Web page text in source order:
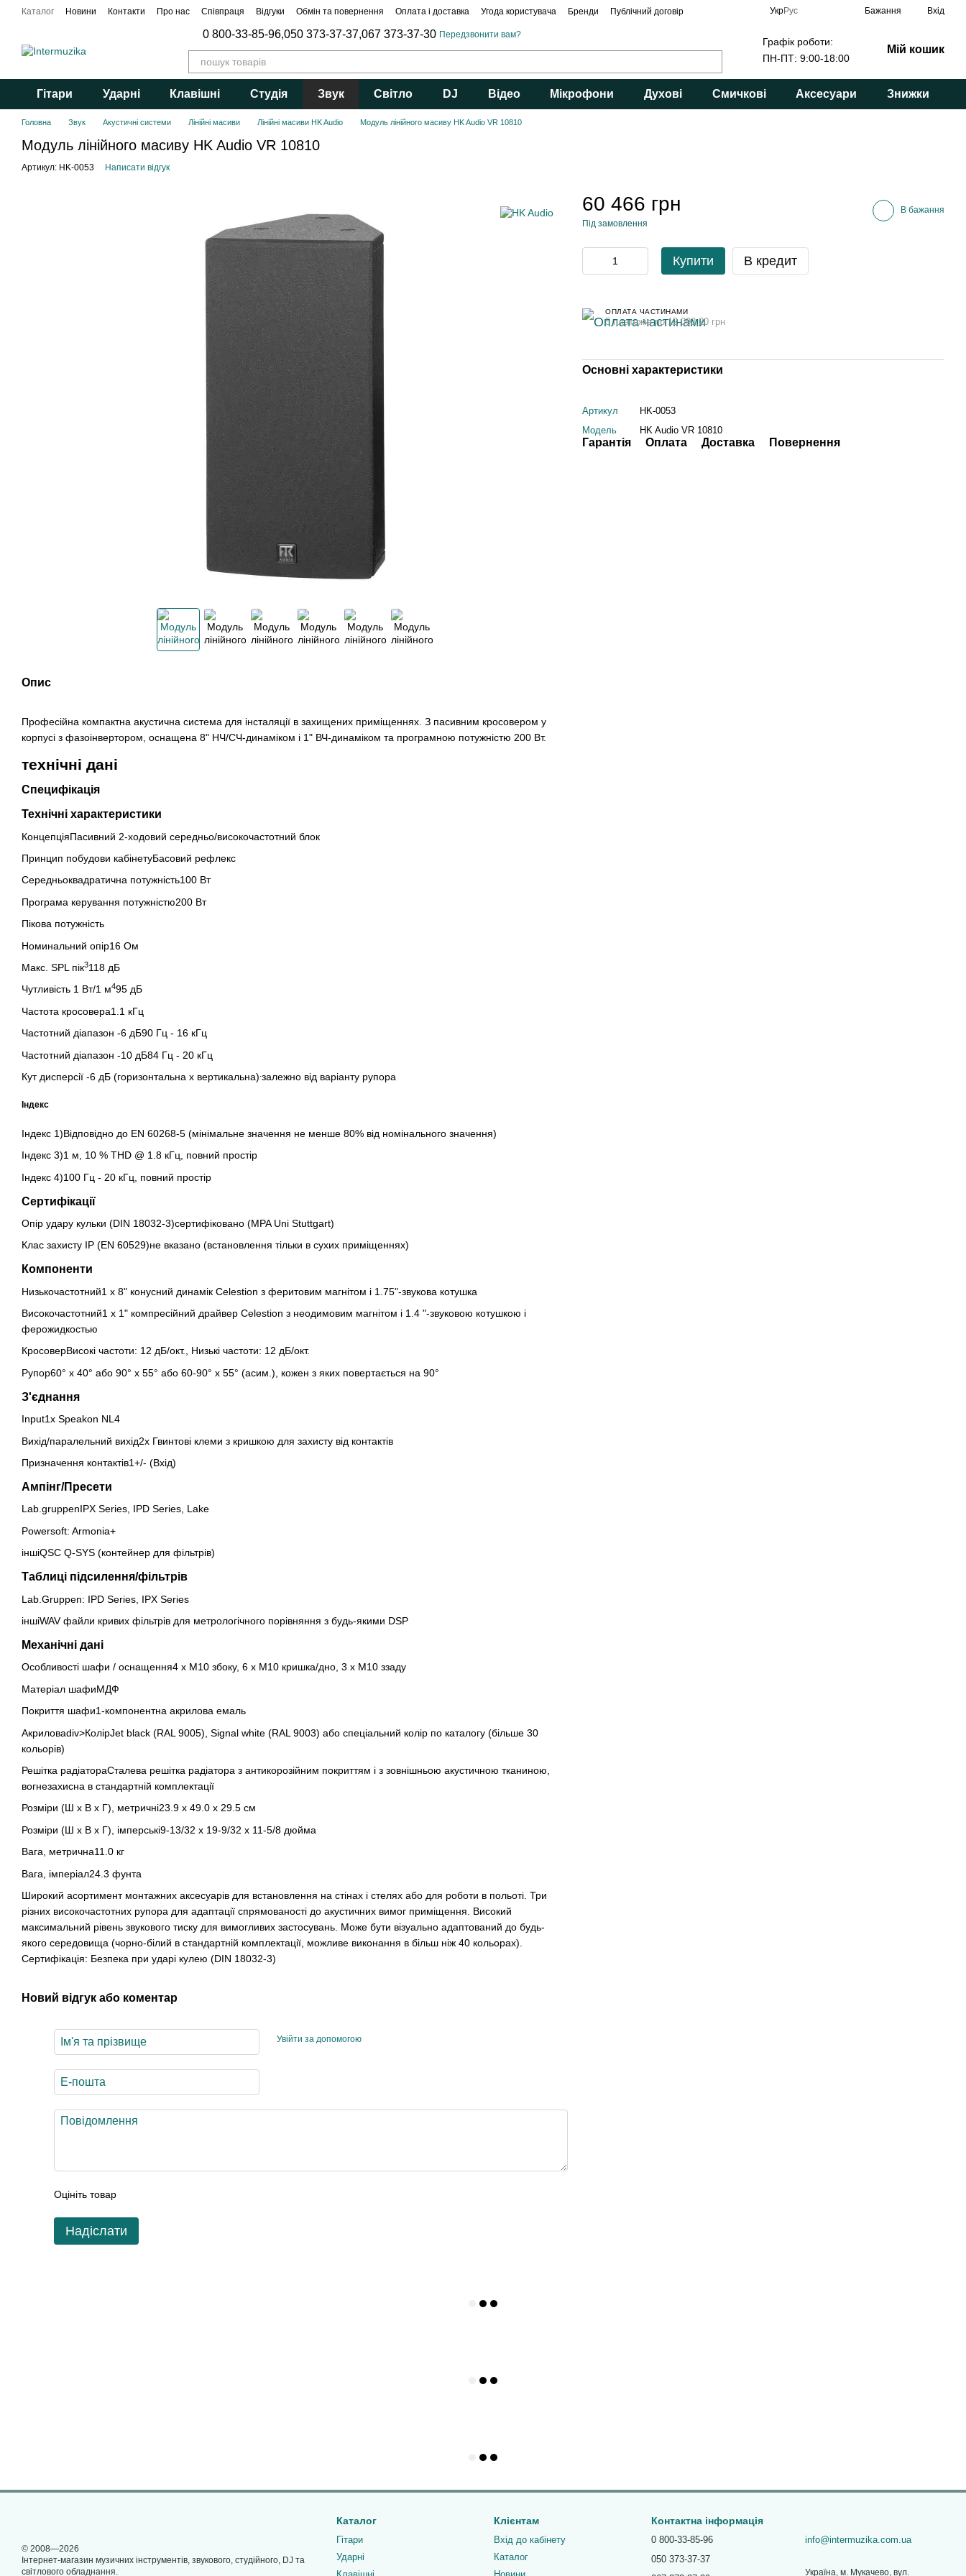
Перейти до основного контенту
Каталог Новини Контакти Про нас Співпраця Відгуки Обмін та повернення Оплата і доставка Угода користувача Бренди Публічний договір УкрРус Бажання Вхід
0 800-33-85-96,050 373-37-37,067 373-37-30 Передзвонити вам?
Графік роботи:
ПН-ПТ: 9:00-18:00
Мій кошик
Гітари Ударні Клавішні Студія Звук Світло DJ Відео Мікрофони Духові Смичкові Аксесуари Знижки
Головна Звук Акустичні системи Лінійні масиви Лінійні масиви HK Audio Модуль лінійного масиву HK Audio VR 10810
Модуль лінійного масиву HK Audio VR 10810
Артикул: HK-0053 Написати відгук
Опис
Професійна компактна акустична система для інсталяції в захищених приміщеннях. З пасивним кросовером у
корпусі з фазоінвертором, оснащена 8" НЧ/СЧ-динаміком і 1" ВЧ-динаміком та програмною потужністю 200 Вт.
технічні дані
Специфікація
Технічні характеристики
КонцепціяПасивний 2-ходовий середньо/високочастотний блок
Принцип побудови кабінетуБасовий рефлекс
Середньоквадратична потужність100 Вт
Програма керування потужністю200 Вт
Пікова потужність
Номинальний опір16 Ом
Макс. SPL пік3118 дБ
Чутливість 1 Вт/1 м495 дБ
Частота кросовера1.1 кГц
Частотний діапазон -6 дБ90 Гц - 16 кГц
Частотний діапазон -10 дБ84 Гц - 20 кГц
Кут дисперсії -6 дБ (горизонтальна x вертикальна) залежно від варіанту рупора
Індекс
Індекс 1)Відповідно до EN 60268-5 (мінімальне значення не менше 80% від номінального значення)
Індекс 3)1 м, 10 % THD @ 1.8 кГц, повний простір
Індекс 4)100 Гц - 20 кГц, повний простір
Сертифікації
Опір удару кульки (DIN 18032-3)сертифіковано (MPA Uni Stuttgart)
Клас захисту IP (EN 60529)не вказано (встановлення тільки в сухих приміщеннях)
Компоненти
Низькочастотний1 x 8" конусний динамік Celestion з феритовим магнітом і 1.75"-звукова котушка
Високочастотний1 x 1" компресійний драйвер Celestion з неодимовим магнітом і 1.4 "-звуковою котушкою і
ферожидкостью
КросоверВисокі частоти: 12 дБ/окт., Низькі частоти: 12 дБ/окт.
Рупор60° x 40° або 90° x 55° або 60-90° x 55° (асим.), кожен з яких повертається на 90°
З'єднання
Input1x Speakon NL4
Вихід/паралельний вихід2x Гвинтові клеми з кришкою для захисту від контактів
Призначення контактів1+/- (Вхід)
Ампінг/Пресети
Lab.gruppenIPX Series, IPD Series, Lake
Powersoft: Armonia+
іншіQSC Q-SYS (контейнер для фільтрів)
Таблиці підсилення/фільтрів
Lab.Gruppen: IPD Series, IPX Series
іншіWAV файли кривих фільтрів для метрологічного порівняння з будь-якими DSP
Механічні дані
Особливості шафи / оснащення4 х М10 збоку, 6 х М10 кришка/дно, 3 х М10 ззаду
Матеріал шафиМДФ
Покриття шафи1-компонентна акрилова емаль
Акриловаdiv>КолірJet black (RAL 9005), Signal white (RAL 9003) або спеціальний колір по каталогу (більше 30
кольорів)
Решітка радіатораСталева решітка радіатора з антикорозійним покриттям і з зовнішньою акустичною тканиною,
вогнезахисна в стандартній комплектації
Розміри (Ш х В х Г), метричні23.9 x 49.0 x 29.5 см
Розміри (Ш х В х Г), імперські9-13/32 x 19-9/32 x 11-5/8 дюйма
Вага, метрична11.0 кг
Вага, імперіал24.3 фунта
Широкий асортимент монтажних аксесуарів для встановлення на стінах і стелях або для роботи в польоті. Три
різних високочастотних рупора для адаптації спрямованості до акустичних вимог приміщення. Високий
максимальний рівень звукового тиску для вимогливих застосувань. Може бути візуально адаптований до будь-
якого середовища (чорно-білий в стандартній комплектації, можливе виконання в більш ніж 40 кольорах).
Сертифікація: Безпека при ударі кулею (DIN 18032-3)
Новий відгук або коментар
Увійти за допомогою
Оцініть товар
Надіслати
60 466 грн
Під замовлення
В бажання
Купити В кредит
ОПЛАТА ЧАСТИНАМИ
5 платежів по 12 093.20 грн
Основні характеристики
Артикул
HK-0053
Модель
HK Audio VR 10810
Гарантія Оплата Доставка Повернення
© 2008—2026
Інтернет-магазин музичних інструментів, звукового, студійного, DJ та
світлового обладнання.
Каталог
Гітари
Ударні
Клієнтам
Вхід до кабінету
Каталог
Контактна інформація
0 800-33-85-96
050 373-37-37
info@intermuzika.com.ua
Україна, м. Мукачево, вул.